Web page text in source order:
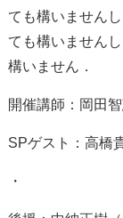
ても構いません
ても構いません
構いません．
開催講師：岡田
SPゲスト：高橋
・